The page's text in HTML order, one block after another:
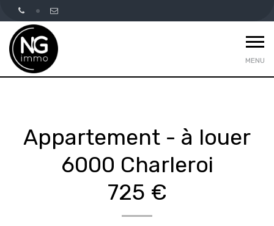
MENU
Appartement - à louer
6000 Charleroi
725 €